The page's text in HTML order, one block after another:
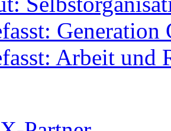
Generation
Arbeit und